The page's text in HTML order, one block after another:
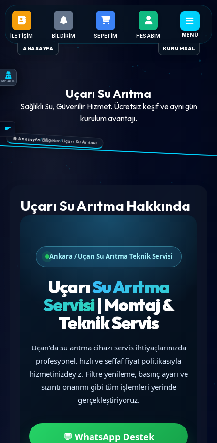
ANASAYFA KURUMSAL
İLETIŞIM BILDIRIM SEPETIM HESABIM MENÜ
Uçarı Su Arıtma
Sağlıklı Su, Güvenilir Hizmet. Ücretsiz keşif ve aynı gün
kurulum avantajı.
Anasayfa/Bölgeler/Uçarı Su Arıtma
Uçarı Su Arıtma Hakkında
Ankara / Uçarı Su Arıtma Teknik Servisi
UçarıSu Arıtma
Servisi| Montaj &
Teknik Servis
Uçarı'da su arıtma cihazı servis ihtiyaçlarınızda
profesyonel, hızlı ve şeffaf fiyat politikasıyla
hizmetinizdeyiz. Filtre yenileme, basınç ayarı ve
sızıntı onarımı gibi tüm işlemleri yerinde
gerçekleştiriyoruz.
💬 WhatsApp Destek
MİSAFİR